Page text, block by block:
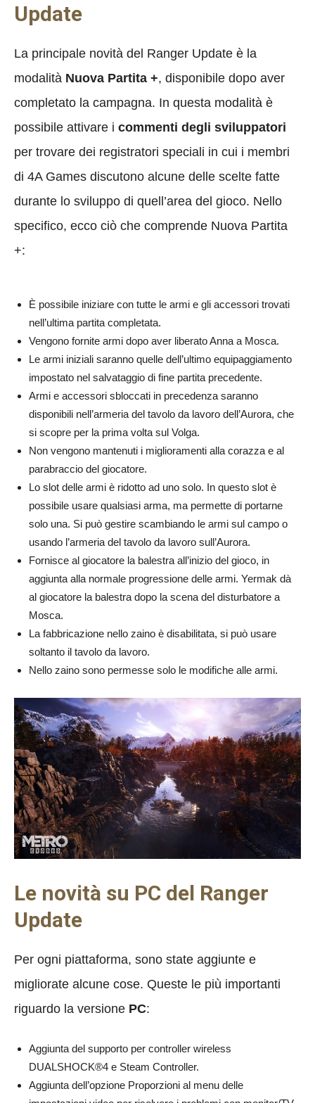
Update
La principale novità del Ranger Update è la
modalità Nuova Partita +, disponibile dopo aver
completato la campagna. In questa modalità è
possibile attivare i commenti degli sviluppatori
per trovare dei registratori speciali in cui i membri
di 4A Games discutono alcune delle scelte fatte
durante lo sviluppo di quell’area del gioco. Nello
specifico, ecco ciò che comprende Nuova Partita
+:
È possibile iniziare con tutte le armi e gli accessori trovati
nell’ultima partita completata.
Vengono fornite armi dopo aver liberato Anna a Mosca.
Le armi iniziali saranno quelle dell’ultimo equipaggiamento
impostato nel salvataggio di fine partita precedente.
Armi e accessori sbloccati in precedenza saranno
disponibili nell’armeria del tavolo da lavoro dell’Aurora, che
si scopre per la prima volta sul Volga.
Non vengono mantenuti i miglioramenti alla corazza e al
parabraccio del giocatore.
Lo slot delle armi è ridotto ad uno solo. In questo slot è
possibile usare qualsiasi arma, ma permette di portarne
solo una. Si può gestire scambiando le armi sul campo o
usando l’armeria del tavolo da lavoro sull’Aurora.
Fornisce al giocatore la balestra all’inizio del gioco, in
aggiunta alla normale progressione delle armi. Yermak dà
al giocatore la balestra dopo la scena del disturbatore a
Mosca.
La fabbricazione nello zaino è disabilitata, si può usare
soltanto il tavolo da lavoro.
Nello zaino sono permesse solo le modifiche alle armi.
Le novità su PC del Ranger
Update
Per ogni piattaforma, sono state aggiunte e
migliorate alcune cose. Queste le più importanti
riguardo la versione PC:
Aggiunta del supporto per controller wireless
DUALSHOCK®4 e Steam Controller.
Aggiunta dell’opzione Proporzioni al menu delle